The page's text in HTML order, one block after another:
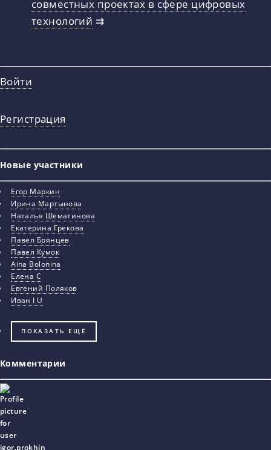
совместных проектах в сфере цифровых
технологий ⇉
Войти
Регистрация
Новые участники
Егор Маркин
Ирина Мартынова
Наталья Шематинова
Екатерина Грекова
Павел Брянцев
Павел Кумок
Aina Bolonina
Елена С
Евгений Поляков
Иван I U
ПОКАЗАТЬ ЕЩЁ
Комментарии